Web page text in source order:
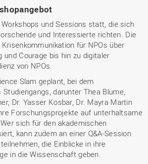
und Sessions statt, die sich
und Interessierte richten. Die
für NPOs über
und Courage bis hin zu digitaler
von NPOs.
Slam geplant, bei dem
darunter Thea Blume,
Dr. Yasser Kosbar, Dr. Mayra Martin
Forschungsprojekte auf unterhaltsame
sich für den akademischen
kann zudem an einer Q&A-Session
die Einblicke in ihre
in die Wissenschaft geben.